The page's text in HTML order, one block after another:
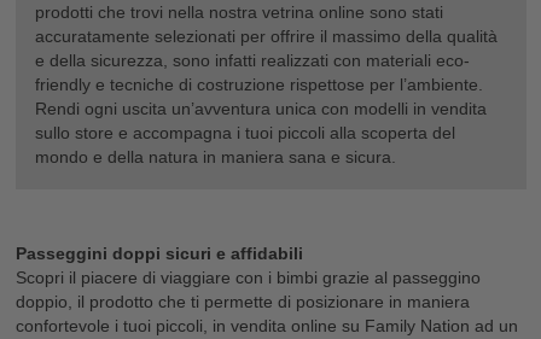
prodotti che trovi nella nostra vetrina online sono stati
accuratamente selezionati per offrire il massimo della qualità
e della sicurezza, sono infatti realizzati con materiali eco-
friendly e tecniche di costruzione rispettose per l’ambiente.
Rendi ogni uscita un’avventura unica con modelli in vendita
sullo store e accompagna i tuoi piccoli alla scoperta del
mondo e della natura in maniera sana e sicura.
Passeggini doppi sicuri e affidabili
Scopri il piacere di viaggiare con i bimbi grazie al passeggino
doppio, il prodotto che ti permette di posizionare in maniera
confortevole i tuoi piccoli, in vendita online su Family Nation ad un